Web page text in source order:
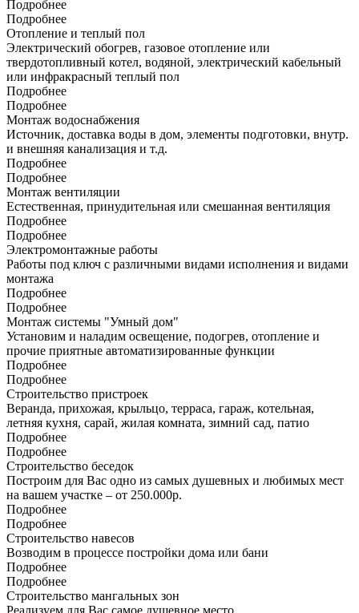
Подробнее
Подробнее
Отопление и теплый пол
Электрический обогрев, газовое отопление или
твердотопливный котел, водяной, электрический кабельный
или инфракрасный теплый пол
Подробнее
Подробнее
Монтаж водоснабжения
Источник, доставка воды в дом, элементы подготовки, внутр.
и внешняя канализация и т.д.
Подробнее
Подробнее
Монтаж вентиляции
Естественная, принудительная или смешанная вентиляция
Подробнее
Подробнее
Электромонтажные работы
Работы под ключ с различными видами исполнения и видами
монтажа
Подробнее
Подробнее
Монтаж системы "Умный дом"
Установим и наладим освещение, подогрев, отопление и
прочие приятные автоматизированные функции
Подробнее
Подробнее
Строительство пристроек
Веранда, прихожая, крыльцо, терраса, гараж, котельная,
летняя кухня, сарай, жилая комната, зимний сад, патио
Подробнее
Подробнее
Строительство беседок
Построим для Вас одно из самых душевных и любимых мест
на вашем участке – от 250.000р.
Подробнее
Подробнее
Строительство навесов
Возводим в процессе постройки дома или бани
Подробнее
Подробнее
Строительство мангальных зон